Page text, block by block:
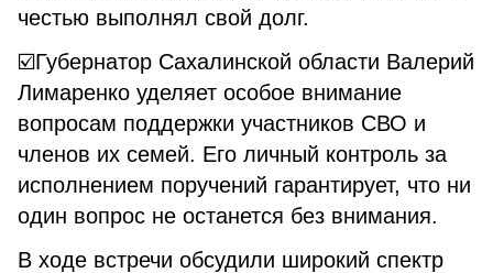
честью выполнял свой долг.
☑️Губернатор Сахалинской области Валерий
Лимаренко уделяет особое внимание
вопросам поддержки участников СВО и
членов их семей. Его личный контроль за
исполнением поручений гарантирует, что ни
один вопрос не останется без внимания.
В ходе встречи обсудили широкий спектр